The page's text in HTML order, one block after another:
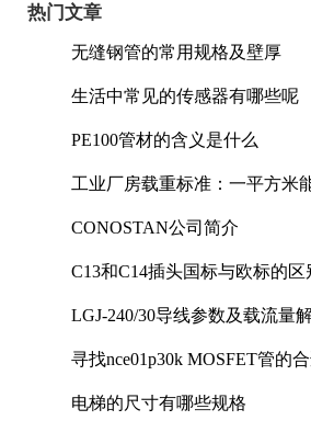
热门文章
无缝钢管的常用规格及壁厚
生活中常见的传感器有哪些呢
PE100管材的含义是什么
工业厂房载重标准：一平方米
CONOSTAN公司简介
C13和C14插头国标与欧标的
LGJ-240/30导线参数及载流量
寻找nce01p30k MOSFET管的
电梯的尺寸有哪些规格